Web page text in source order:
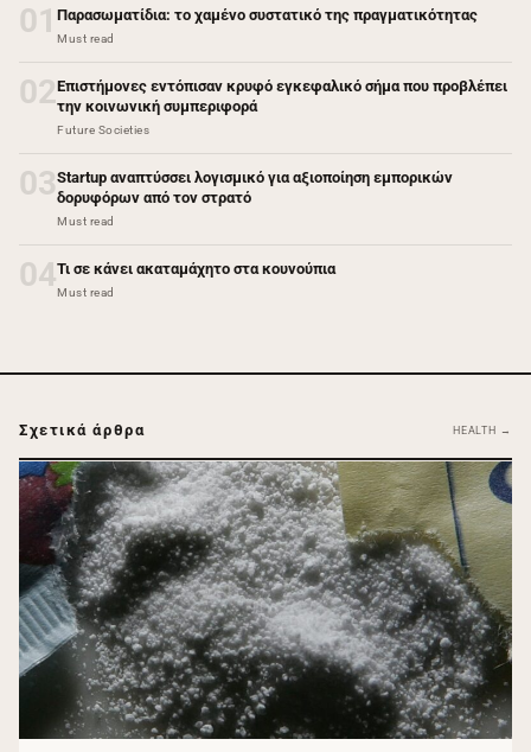
01 Παρασωματίδια: το χαμένο συστατικό της πραγματικότητας
Must read
02Επιστήμονες εντόπισαν κρυφό εγκεφαλικό σήμα που προβλέπει
την κοινωνική συμπεριφορά
Future Societies
03Startup αναπτύσσει λογισμικό για αξιοποίηση εμπορικών
δορυφόρων από τον στρατό
Must read
04Τι σε κάνει ακαταμάχητο στα κουνούπια
Must read
Σχετικά άρθρα HEALTH →